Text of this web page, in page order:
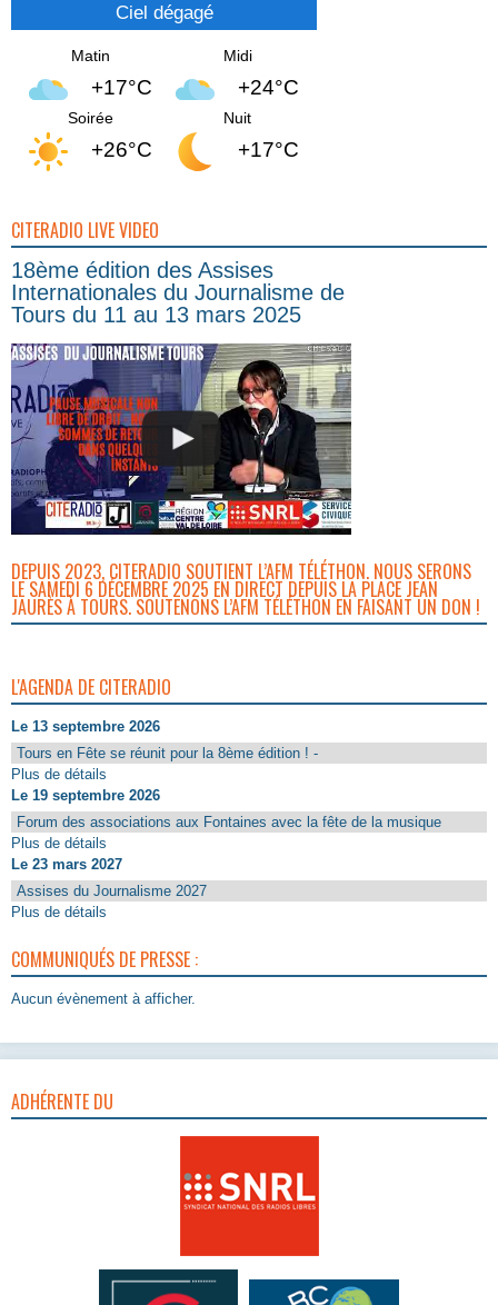
Ciel dégagé
Matin
+17°C
Midi
+24°C
Soirée
+26°C
Nuit
+17°C
CITERADIO LIVE VIDEO
18ème édition des Assises
Internationales du Journalisme de
Tours du 11 au 13 mars 2025
DEPUIS 2023, CITERADIO SOUTIENT L’AFM TÉLÉTHON. NOUS SERONS
LE SAMEDI 6 DÉCEMBRE 2025 EN DIRECT DEPUIS LA PLACE JEAN
JAURÈS À TOURS. SOUTENONS L’AFM TÉLÉTHON EN FAISANT UN DON !
L'AGENDA DE CITERADIO
Le 13 septembre 2026
Tours en Fête se réunit pour la 8ème édition ! -
Plus de détails
Le 19 septembre 2026
Forum des associations aux Fontaines avec la fête de la musique
Plus de détails
Le 23 mars 2027
Assises du Journalisme 2027
Plus de détails
COMMUNIQUÉS DE PRESSE :
Aucun évènement à afficher.
ADHÉRENTE DU